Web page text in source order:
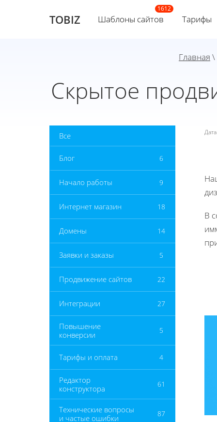
TOBIZ Шаблоны сайтов Тарифы
Главная \
Скрытое
Все
Блог 6
Начало работы 9
Интернет магазин 18
Домены 14
Заявки и заказы 5
Продвижение сайтов 22
Интеграции 27
Повышение
конверсии
5
Тарифы и оплата 4
Редактор
конструктора
61
Технические вопросы
и частые ошибки
87
В